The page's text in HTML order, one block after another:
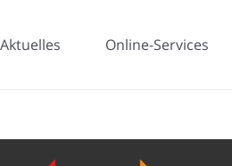
Aktuelles Online-Services